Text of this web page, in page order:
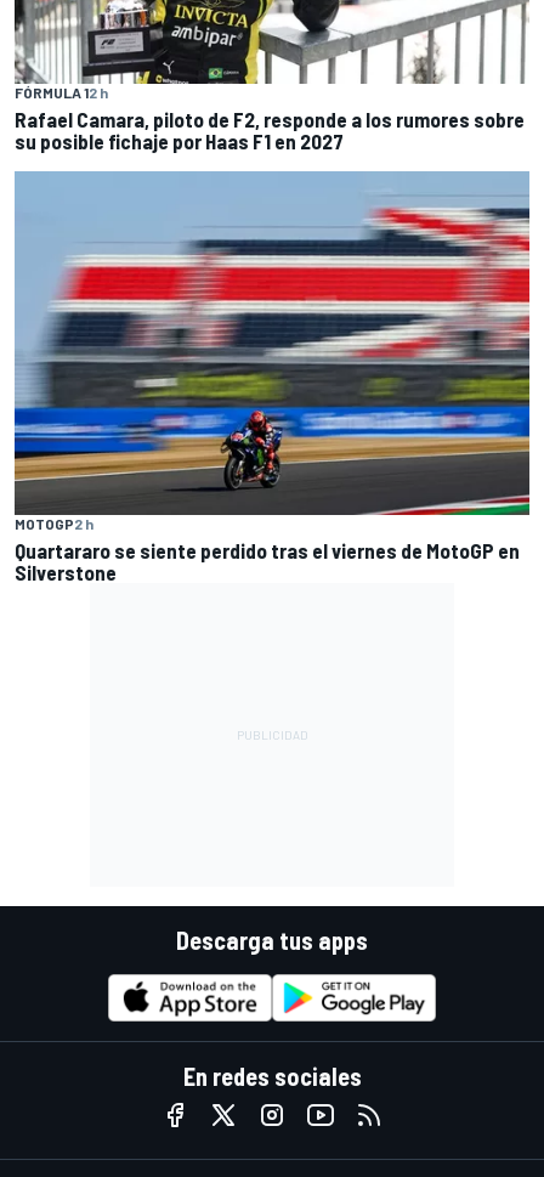
FÓRMULA 12 h
Rafael Camara, piloto de F2, responde a los rumores sobre
su posible fichaje por Haas F1 en 2027
MOTOGP2 h
Quartararo se siente perdido tras el viernes de MotoGP en
Silverstone
Descarga tus apps
En redes sociales